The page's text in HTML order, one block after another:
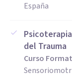
España
del Trauma
Curso